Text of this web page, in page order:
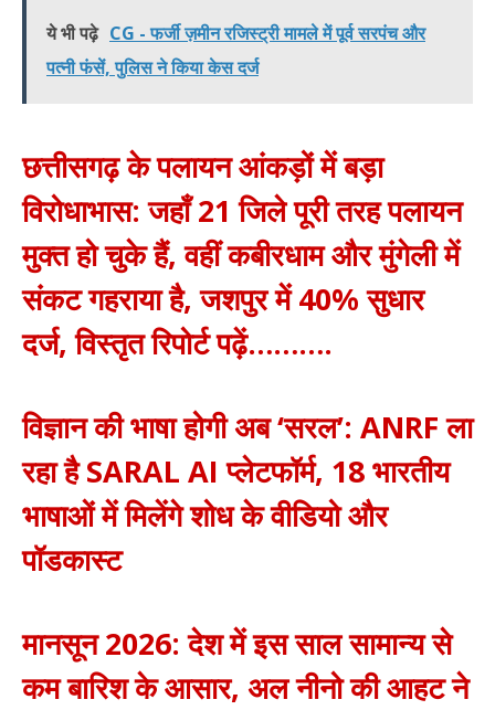
ये भी पढ़े CG - फर्जी ज़मीन रजिस्ट्री मामले में पूर्व सरपंच और
पत्नी फंसें, पुलिस ने किया केस दर्ज
छत्तीसगढ़ के पलायन आंकड़ों में बड़ा
विरोधाभास: जहाँ 21 जिले पूरी तरह पलायन
मुक्त हो चुके हैं, वहीं कबीरधाम और मुंगेली में
संकट गहराया है, जशपुर में 40% सुधार
दर्ज, विस्तृत रिपोर्ट पढ़ें……….
विज्ञान की भाषा होगी अब ‘सरल’: ANRF ला
रहा है SARAL AI प्लेटफॉर्म, 18 भारतीय
भाषाओं में मिलेंगे शोध के वीडियो और
पॉडकास्ट
मानसून 2026: देश में इस साल सामान्य से
कम बारिश के आसार, अल नीनो की आहट ने